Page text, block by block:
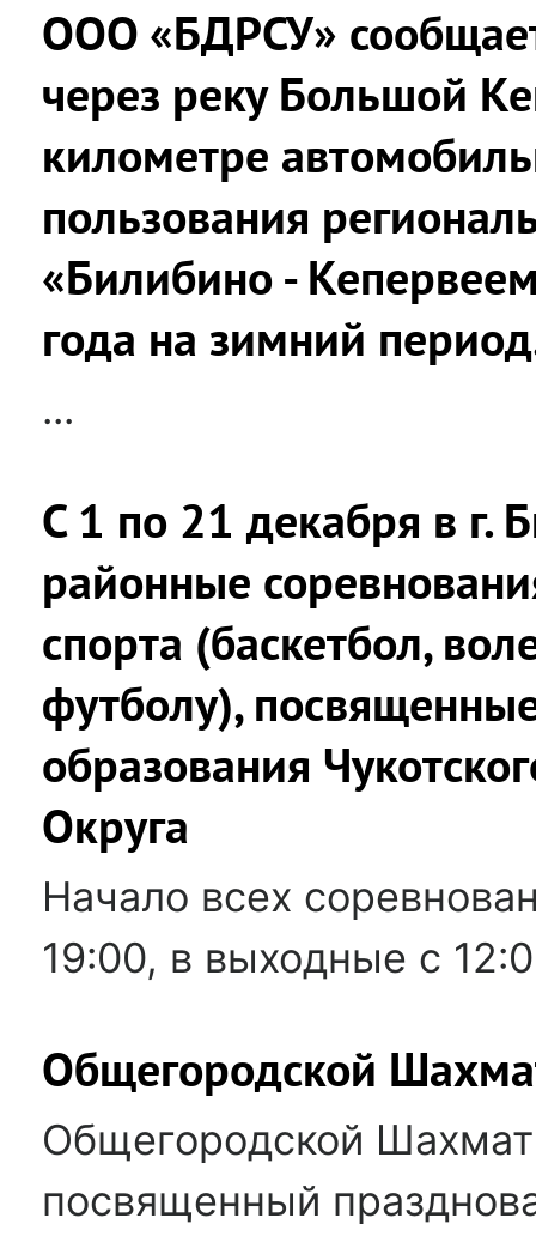
ООО «БДРСУ»
через реку Большой
километре
пользования
«Билибино -
года на зимний
...
С 1 по 21 декабря в г.
районные
спорта (баскетбол,
футболу),
образования
Округа
Начало всех
19:00, в выходные с
Общегородской
Общегородской
посвященный